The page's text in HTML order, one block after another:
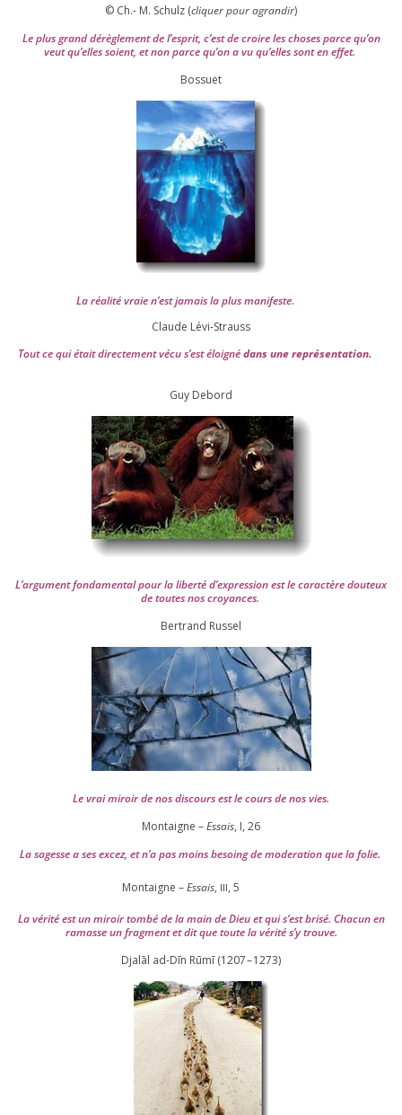
© Ch.- M. Schulz (cli­quer pour agran­dir)
Le plus grand dérè­gle­ment de l’es­prit, c’est de croire les choses parce qu’on
veut qu’elles soient, et non parce qu’on a vu qu’elles sont en effet.
Bossuet
La réa­lité vraie n’est jamais la plus mani­feste.
Claude Lévi-Strauss
Tout ce qui était direc­te­ment vécu s’est éloi­gnédans une repré­sen­ta­tion.
Guy Debord
L’argument fon­da­men­tal pour la liber­té d’expression est le carac­tère dou­teux
de toutes nos croyances.
Ber­trand Russel
Le vrai miroir de nos dis­cours est le cours de nos vies.
Montaigne –Essais, I, 26
La sagesse a ses excez, et n’a pas moins besoing de mode­ra­tion que la folie.
Montaigne –Essais, III, 5
La véri­té est un miroir tom­bé de la main de Dieu et qui s’est bri­sé. Chacun en
ramasse un frag­ment et dit que toute la véri­té s’y trouve.
Djalāl ad-Dīn Rūmī (1207–1273)